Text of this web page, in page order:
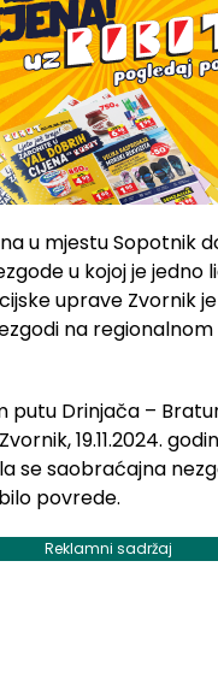
u mjestu Sopotnik
u kojoj je jedno
uprave Zvornik
na
putu Drinjača –
19.11.2024.
se saobraćajna
povrede.
Reklamni sadržaj